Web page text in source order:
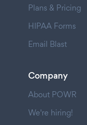
Plans & Pricing
HIPAA Forms
Email Blast
Company
About POWR
We're hiring!